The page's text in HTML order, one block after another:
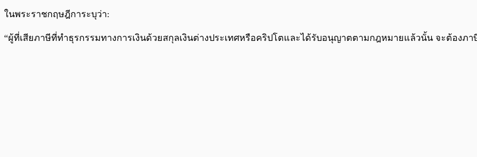
ในพระราชกฤษฎีการะบุว่า:
“ผู้ที่เสียภาษีที่ทำธุรกรรมทางการเงินด้วยสกุลเงินต่างประเทศหรือคริปโตและได้รับอนุญาตตามกฎหมายแล้วนั้น จะต้องภา